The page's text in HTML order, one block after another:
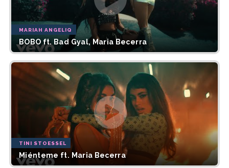
MARIAH ANGELIQ
BOBO ft. Bad Gyal, Maria Becerra
TINI STOESSEL
Miénteme ft. Maria Becerra